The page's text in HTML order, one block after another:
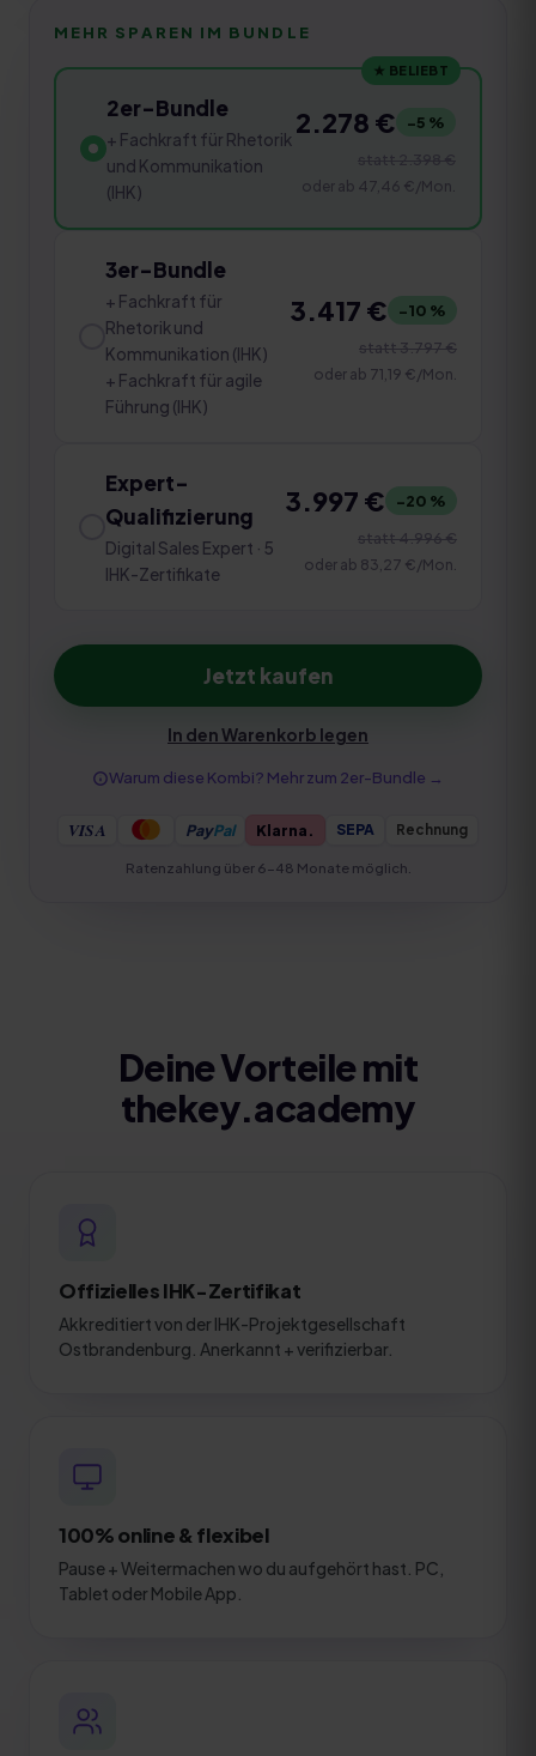
MEHR SPAREN IM BUNDLE
2er-Bundle
+ Fachkraft für Rhetorik
und Kommunikation
(IHK)
2.278 € −5 %
oder ab 47,46 € /Mon.
★ BELIEBT
3er-Bundle
+ Fachkraft für
Rhetorik und
Kommunikation (IHK)
+ Fachkraft für agile
Führung (IHK)
3.417 € −10 %
statt3.797 €
oder ab 71,19 € /Mon.
Expert-
Qualifizierung
Digital Sales Expert · 5
IHK-Zertifikate
3.997 € −20 %
statt4.996 €
oder ab 83,27 € /Mon.
Jetzt kaufen
In den Warenkorb legen
Warum diese Kombi? Mehr zum 2er-Bundle →
VISA PayPal Klarna. SEPA Rechnung
Ratenzahlung über 6–48 Monate möglich.
Deine Vorteile mit
thekey.academy
Offizielles IHK-Zertifikat
Akkreditiert von der IHK-Projektgesellschaft
Ostbrandenburg. Anerkannt + verifizierbar.
100% online & flexibel
Pause + Weitermachen wo du aufgehört hast. PC,
Tablet oder Mobile App.